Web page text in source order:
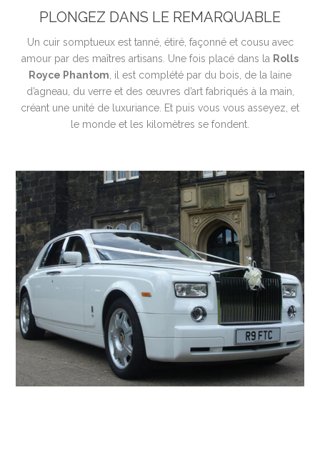
PLONGEZ DANS LE REMARQUABLE
Un cuir somptueux est tanné, étiré, façonné et cousu avec
amour par des maîtres artisans. Une fois placé dans la Rolls
Royce Phantom , il est complété par du bois, de la laine
d’agneau, du verre et des œuvres d’art fabriqués à la main,
créant une unité de luxuriance. Et puis vous vous asseyez, et
le monde et les kilomètres se fondent.